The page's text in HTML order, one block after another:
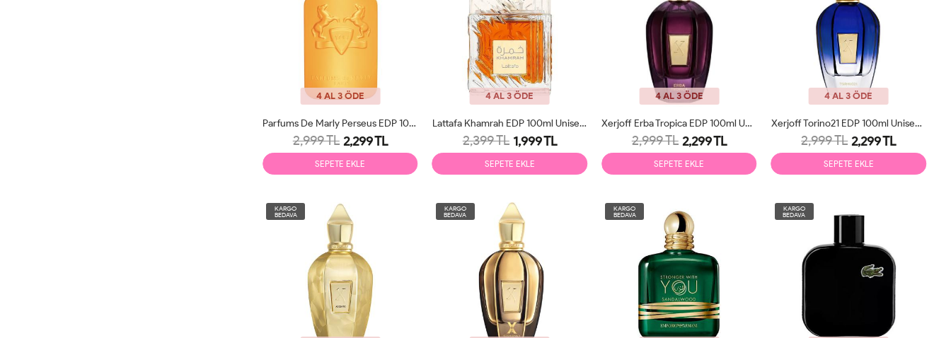
4 AL 3 ÖDE
Parfums De Marly Perseus EDP 100ml Erkek Parfüm Tester
2,999 TL 2,299 TL
SEPETE EKLE
4 AL 3 ÖDE
Lattafa Khamrah EDP 100ml Unisex Parfüm Tester
2,399 TL 1,999 TL
SEPETE EKLE
4 AL 3 ÖDE
Xerjoff Erba Tropica EDP 100ml Unisex Parfüm Tester
2,999 TL 2,299 TL
SEPETE EKLE
4 AL 3 ÖDE
Xerjoff Torino21 EDP 100ml Unisex Parfüm Tester
2,999 TL 2,299 TL
SEPETE EKLE
KARGO
BEDAVA
KARGO
BEDAVA
KARGO
BEDAVA
KARGO
BEDAVA